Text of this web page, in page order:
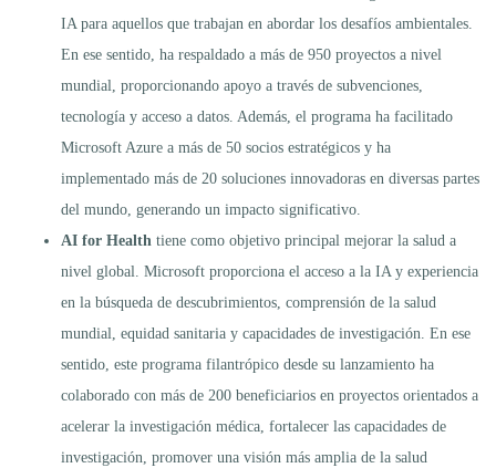
IA para aquellos que trabajan en abordar los desafíos ambientales.
En ese sentido, ha respaldado a más de 950 proyectos a nivel
mundial, proporcionando apoyo a través de subvenciones,
tecnología y acceso a datos. Además, el programa ha facilitado
Microsoft Azure a más de 50 socios estratégicos y ha
implementado más de 20 soluciones innovadoras en diversas partes
del mundo, generando un impacto significativo.
AI for Health tiene como objetivo principal mejorar la salud a
nivel global. Microsoft proporciona el acceso a la IA y experiencia
en la búsqueda de descubrimientos, comprensión de la salud
mundial, equidad sanitaria y capacidades de investigación. En ese
sentido, este programa filantrópico desde su lanzamiento ha
colaborado con más de 200 beneficiarios en proyectos orientados a
acelerar la investigación médica, fortalecer las capacidades de
investigación, promover una visión más amplia de la salud